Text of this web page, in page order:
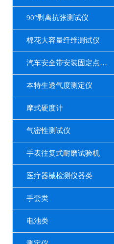
90°剥离抗张测试仪
棉花大容量纤维测试仪
汽车安全带安装固定点测试仪
本特生透气度测定仪
摩式硬度计
气密性测试仪
手表往复式耐磨试验机
医疗器械检测仪器类
手套类
电池类